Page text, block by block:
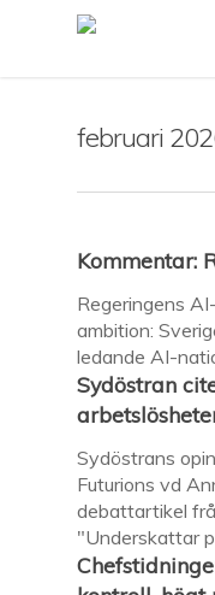
februari
Kommentar:
Regeringens
ambition:
ledande AI-
Sydöstran
Sydöstrans
Futurions vd
debattartikel
"Underskattar